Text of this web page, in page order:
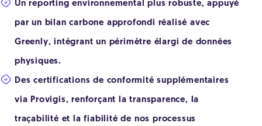
Un reporting environnemental plus robuste, appuyé
par un bilan carbone approfondi réalisé avec
Greenly, intégrant un périmètre élargi de données
physiques.
Des certifications de conformité supplémentaires
via Provigis, renforçant la transparence, la
traçabilité et la fiabilité de nos processus